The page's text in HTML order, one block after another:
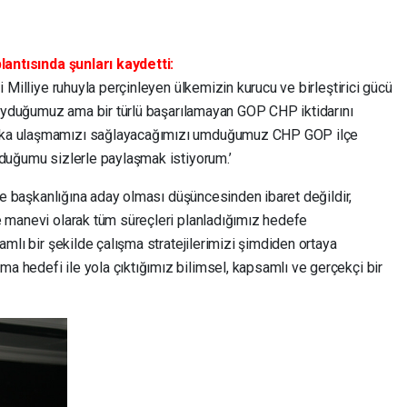
şunları kaydetti:
i Milliye ruhuyla perçinleyen ülkemizin kurucu ve birleştirici gücü
ama bir türlü başarılamayan GOP CHP iktidarını
sağlayacağımızı umduğumuz CHP GOP ilçe
sizlerle paylaşmak istiyorum.’
başkanlığına aday olması düşüncesinden ibaret değildir,
manevi olarak tüm süreçleri planladığımız hedefe
bir şekilde çalışma stratejilerimizi şimdiden ortaya
hedefi ile yola çıktığımız bilimsel, kapsamlı ve gerçekçi bir